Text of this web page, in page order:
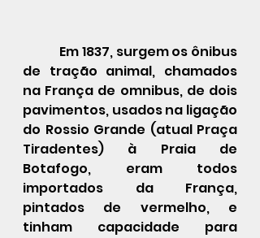
de tração animal, chamados
na França de omnibus, de dois
pavimentos, usados na ligação
do Rossio Grande (atual Praça
Tiradentes) à Praia de
Botafogo, eram todos
importados da França,
pintados de vermelho, e
tinham capacidade para